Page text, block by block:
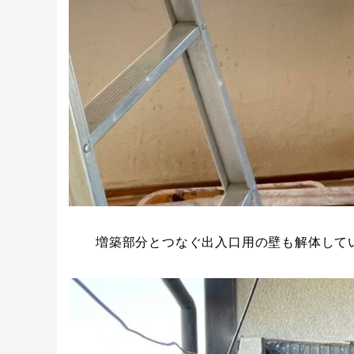
増築部分とつなぐ出入口用の壁も解体して